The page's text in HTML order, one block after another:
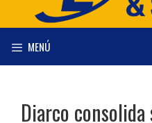
MENÚ
Diarco consolida